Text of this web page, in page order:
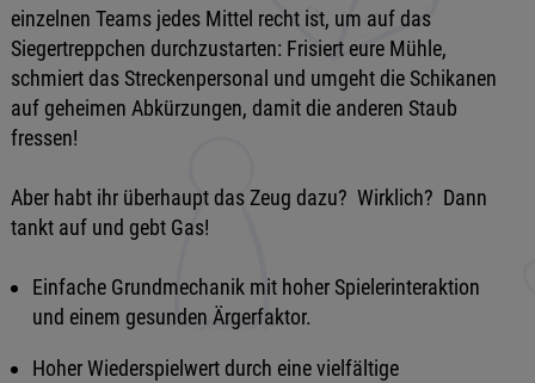
einzelnen Teams jedes Mittel recht ist, um auf das
Siegertreppchen durchzustarten: Frisiert eure Mühle,
schmiert das Streckenpersonal und umgeht die Schikanen
auf geheimen Abkürzungen, damit die anderen Staub
fressen!
Aber habt ihr überhaupt das Zeug dazu? Wirklich? Dann
tankt auf und gebt Gas!
Einfache Grundmechanik mit hoher Spielerinteraktion
und einem gesunden Ärgerfaktor.
Hoher Wiederspielwert durch eine vielfältige